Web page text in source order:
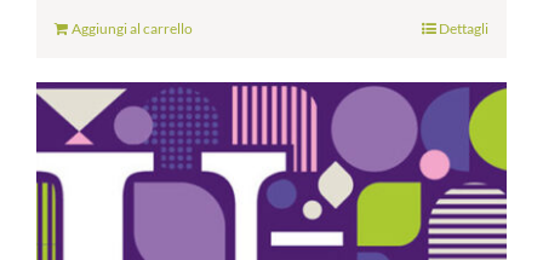
Aggiungi al carrello Dettagli